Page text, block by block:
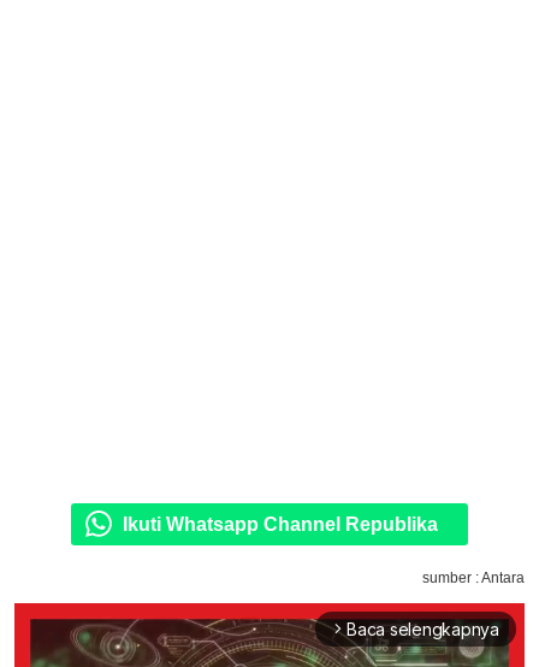
Ikuti Whatsapp Channel Republika
sumber : Antara
arrow_forward_ios Baca selengkapnya